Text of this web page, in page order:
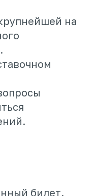
на
билет.